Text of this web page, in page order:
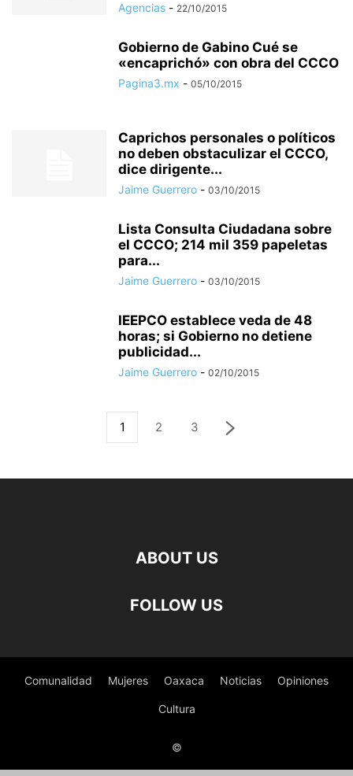
Agencias - 22/10/2015
Gobierno de Gabino Cué se
«encaprichó» con obra del CCCO
Pagina3.mx - 05/10/2015
Caprichos personales o políticos
no deben obstaculizar el CCCO,
dice dirigente...
Jaime Guerrero - 03/10/2015
Lista Consulta Ciudadana sobre
el CCCO; 214 mil 359 papeletas
para...
Jaime Guerrero - 03/10/2015
IEEPCO establece veda de 48
horas; si Gobierno no detiene
publicidad...
Jaime Guerrero - 02/10/2015
1 2 3
ABOUT US
FOLLOW US
Comunalidad Mujeres Oaxaca Noticias Opiniones
Cultura
©